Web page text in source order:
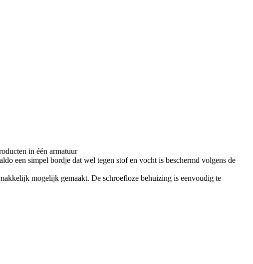
in één armatuur
een simpel bordje dat wel tegen stof en vocht is beschermd volgens de
mogelijk gemaakt. De schroefloze behuizing is eenvoudig te